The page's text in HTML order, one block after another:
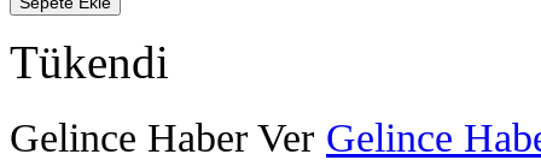
Tükendi
Gelince Haber Ver Gelince